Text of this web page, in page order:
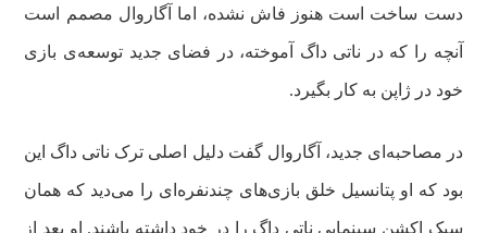
دست ساخت است هنوز فاش نشده، اما آگاروال مصمم است
آنچه را که در ناتی داگ آموخته، در فضای جدید توسعه‌ی بازی
خود در ژاپن به کار بگیرد.
در مصاحبه‌ای جدید، آگاروال گفت دلیل اصلی ترک ناتی داگ این
بود که او پتانسیل خلق بازی‌های چندنفره‌ای را می‌دید که همان
سبک اکشن سینمایی ناتی داگ را در خود داشته باشند. او بعد از